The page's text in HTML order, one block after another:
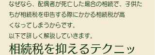
なぜなら、配偶者が死亡した場合の相続で、子供た
ちが相続税を申告する際にかかる相続税が高
くなってしまうからです。
以下で詳しく解説していきます。
相続税を抑えるテクニッ